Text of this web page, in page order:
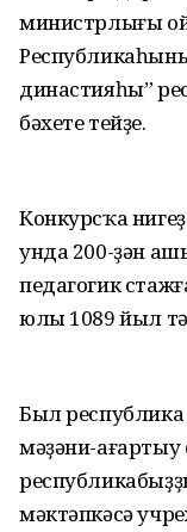
министрлығы
династияһы”
бәхете тейҙе.
Конкурсҡа
унда 200-ҙән
педагогик
юлы 1089 йыл
Был республика
мәҙәни-
мәктәпкәсә